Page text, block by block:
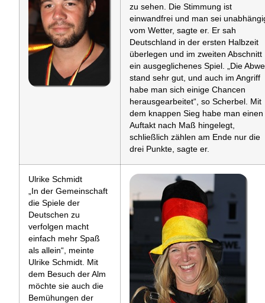
zu sehen. Die Stimmung ist
einwandfrei und man sei
vom Wetter, sagte er. Er sah
Deutschland in der ersten Halbzeit
überlegen und im zweiten Abschnitt
ein ausgeglichenes Spiel. „Die
stand sehr gut, und auch im Angriff
habe man sich einige Chancen
herausgearbeitet“, so Scherbel. Mit
dem knappen Sieg habe man einen
Auftakt nach Maß hingelegt,
schließlich zählen am Ende nur die
drei Punkte, sagte er.
Ulrike Schmidt
„In der Gemeinschaft
die Spiele der
Deutschen zu
verfolgen macht
einfach mehr Spaß
als allein“, meinte
Ulrike Schmidt. Mit
dem Besuch der Alm
möchte sie auch die
Bemühungen der